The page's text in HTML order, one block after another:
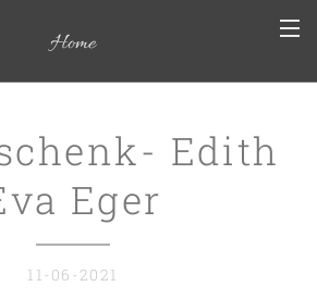
Home
Edith
Eger
11-06-2021